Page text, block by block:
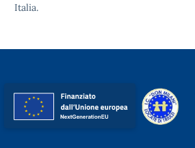
Italia.